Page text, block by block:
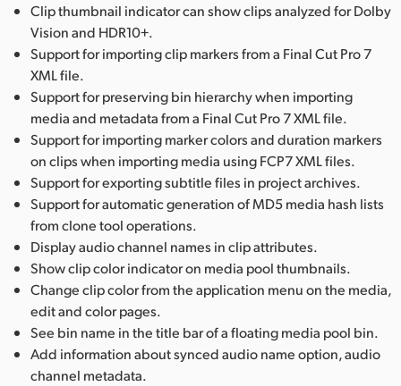
Clip thumbnail indicator can show clips analyzed for Dolby
Vision and HDR10+.
Support for importing clip markers from a Final Cut Pro 7
XML file.
Support for preserving bin hierarchy when importing
media and metadata from a Final Cut Pro 7 XML file.
Support for importing marker colors and duration markers
on clips when importing media using FCP7 XML files.
Support for exporting subtitle files in project archives.
Support for automatic generation of MD5 media hash lists
from clone tool operations.
Display audio channel names in clip attributes.
Show clip color indicator on media pool thumbnails.
Change clip color from the application menu on the media,
edit and color pages.
See bin name in the title bar of a floating media pool bin.
Add information about synced audio name option, audio
channel metadata.